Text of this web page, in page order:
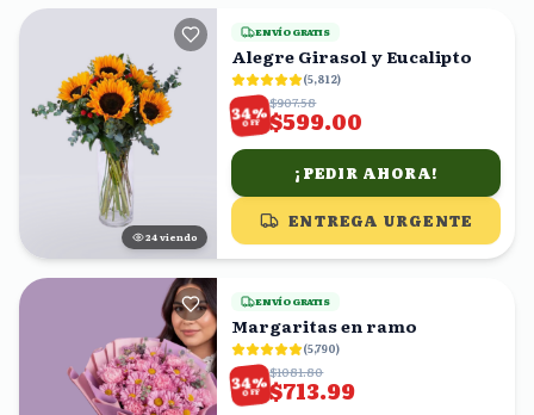
25 viendo
ENVÍO GRATIS
Alegre Girasol y Eucalipto
(5,812)
34%
OFF
$907.58
$599.00
¡PEDIR AHORA!
ENTREGA URGENTE
ENVÍO GRATIS
Margaritas en ramo
(5,790)
34%
OFF
$1081.80
$713.99